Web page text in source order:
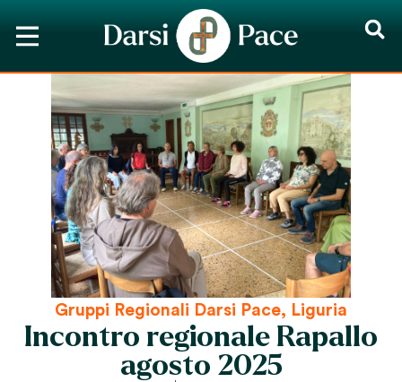
Gruppi Regionali Darsi Pace, Liguria
Incontro regionale Rapallo
agosto 2025